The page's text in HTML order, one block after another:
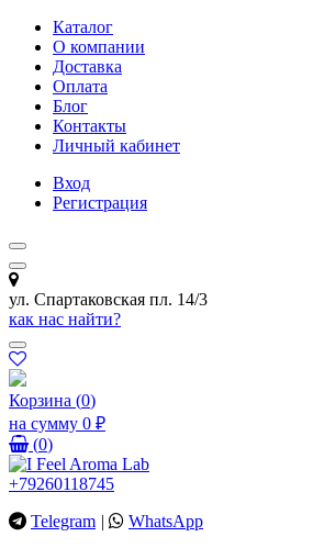
Каталог
О компании
Доставка
Оплата
Блог
Контакты
Личный кабинет
Вход
Регистрация
ул. Спартаковская пл. 14/3
как нас найти?
Корзина (0)
на сумму 0 ₽
(0)
+79260118745
Telegram |
WhatsApp